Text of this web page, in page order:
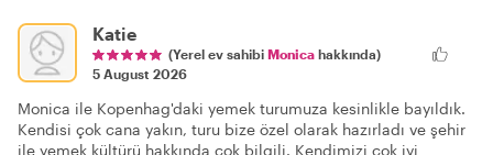
Katie
(Yerel ev sahibi Monica hakkında)
5 August 2026
Monica ile Kopenhag'daki yemek turumuza kesinlikle bayıldık.
Kendisi çok cana yakın, turu bize özel olarak hazırladı ve şehir
ile yemek kültürü hakkında çok bilgili. Kendimizi çok iyi